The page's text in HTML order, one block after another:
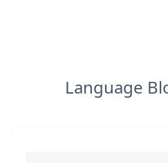
Language